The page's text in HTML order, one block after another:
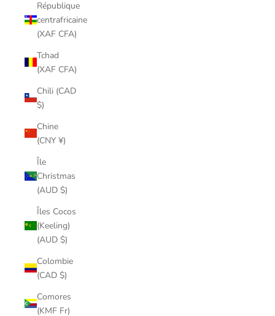
République
centrafricaine
(XAF CFA)
Tchad
(XAF CFA)
Chili (CAD
$)
Chine
(CNY ¥)
Île
Christmas
(AUD $)
Îles Cocos
(Keeling)
(AUD $)
Colombie
(CAD $)
Comores
(KMF Fr)